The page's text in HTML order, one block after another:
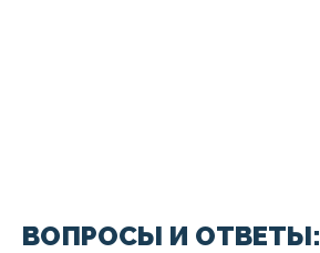
ВОПРОСЫ И ОТВЕТЫ: